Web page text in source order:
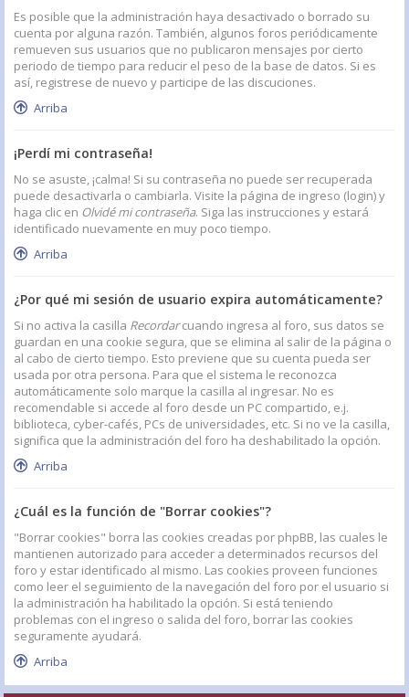
Es posible que la administración haya desactivado o borrado su
cuenta por alguna razón. También, algunos foros periódicamente
remueven sus usuarios que no publicaron mensajes por cierto
periodo de tiempo para reducir el peso de la base de datos. Si es
así, registrese de nuevo y participe de las discuciones.
Arriba
¡Perdí mi contraseña!
No se asuste, ¡calma! Si su contraseña no puede ser recuperada
puede desactivarla o cambiarla. Visite la página de ingreso (login) y
haga clic en Olvidé mi contraseña. Siga las instrucciones y estará
identificado nuevamente en muy poco tiempo.
Arriba
¿Por qué mi sesión de usuario expira automáticamente?
Si no activa la casilla Recordarcuando ingresa al foro, sus datos se
guardan en una cookie segura, que se elimina al salir de la página o
al cabo de cierto tiempo. Esto previene que su cuenta pueda ser
usada por otra persona. Para que el sistema le reconozca
automáticamente solo marque la casilla al ingresar. No es
recomendable si accede al foro desde un PC compartido, e.j.
biblioteca, cyber-cafés, PCs de universidades, etc. Si no ve la casilla,
significa que la administración del foro ha deshabilitado la opción.
Arriba
¿Cuál es la función de "Borrar cookies"?
"Borrar cookies" borra las cookies creadas por phpBB, las cuales le
mantienen autorizado para acceder a determinados recursos del
foro y estar identificado al mismo. Las cookies proveen funciones
como leer el seguimiento de la navegación del foro por el usuario si
la administración ha habilitado la opción. Si está teniendo
problemas con el ingreso o salida del foro, borrar las cookies
seguramente ayudará.
Arriba